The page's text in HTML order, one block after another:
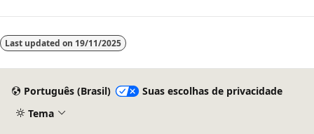
Last updated on 19/11/2025
Português (Brasil)
Suas escolhas de privacidade
Tema